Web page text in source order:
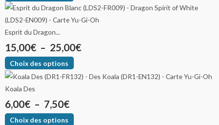
Esprit du Dragon...
15,00€ – 25,00€
Choix des options
Koala Des
6,00€ – 7,50€
Choix des options